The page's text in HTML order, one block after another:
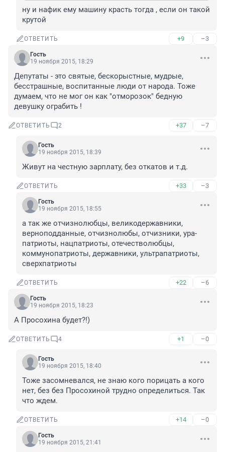
ну и нафик ему машину красть тогда , если он такой
крутой
ОТВЕТИТЬ +9 –3
Гость
19 ноября 2015, 18:29
Депутаты - это святые, бескорыстные, мудрые,
бесстрашные, воспитанные люди от народа. Тоже
думаем, что не мог он как "отморозок" бедную
девушку ограбить !
ОТВЕТИТЬ 2 +37 –7
Гость
19 ноября 2015, 18:39
Живут на честную зарплату, без откатов и т.д.
ОТВЕТИТЬ +33 –3
Гость
19 ноября 2015, 18:55
а так же отчизнолюбцы, великодержавники,
верноподданные, отчизнолюбы, отчизники, ура-
патриоты, нацпатриоты, отечестволюбцы,
коммунопатриоты, державники, ультрапатриоты,
сверхпатриоты
ОТВЕТИТЬ +22 –6
Гость
19 ноября 2015, 18:23
А Просохина будет?!)
ОТВЕТИТЬ 4 +1 –0
Гость
19 ноября 2015, 18:40
Тоже засомневался, не знаю кого порицать а кого
нет, без без Просохиной трудно определиться. Так
что ждем.
ОТВЕТИТЬ +14 –0
Гость
19 ноября 2015, 21:41